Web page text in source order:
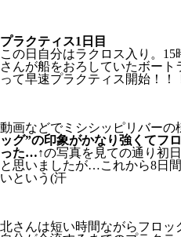
プラクティス1日目
この日自分はラクロス入り。
さんが船をおろしていたボー
って早速プラクティス開始！！
動画などでミシシッピリバーの
ッグ”の印象がかなり強くてフ
った…↑の写真を見ての通り初
と思いましたが…これから8日
いという(汗
北さんは短い時間ながらフロッ